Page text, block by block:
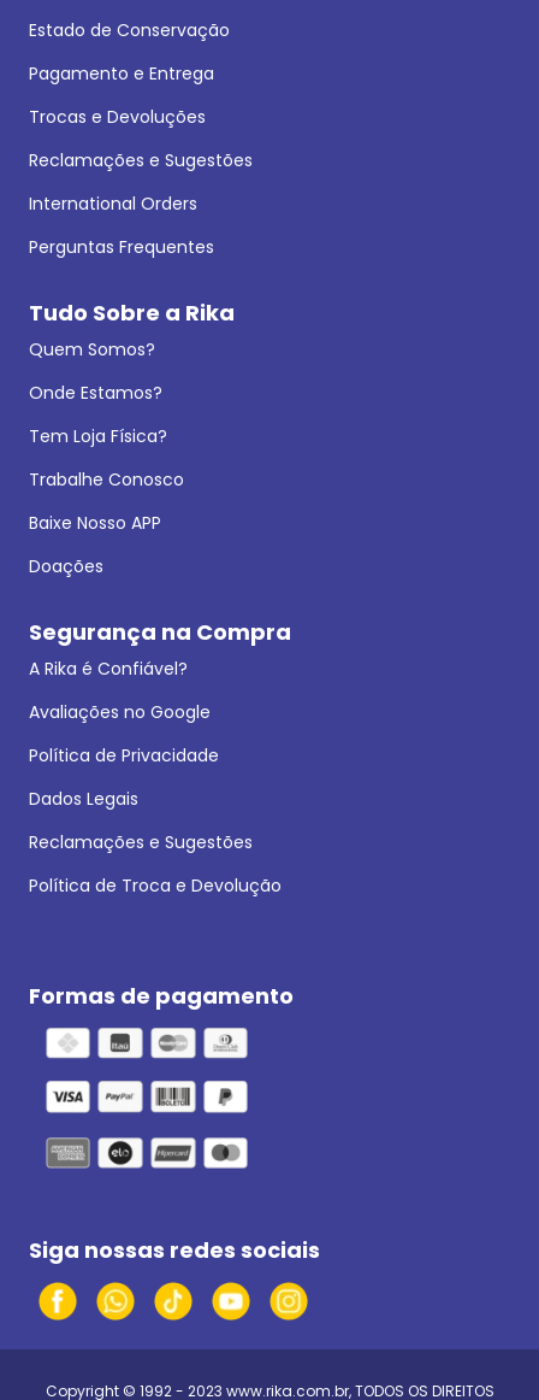
Estado de Conservação
Pagamento e Entrega
Trocas e Devoluções
Reclamações e Sugestões
International Orders
Perguntas Frequentes
Tudo Sobre a Rika
Quem Somos?
Onde Estamos?
Tem Loja Física?
Trabalhe Conosco
Baixe Nosso APP
Doações
Segurança na Compra
A Rika é Confiável?
Avaliações no Google
Política de Privacidade
Dados Legais
Reclamações e Sugestões
Política de Troca e Devolução
Formas de pagamento
Siga nossas redes sociais
Copyright © 1992 - 2023 www.rika.com.br, TODOS OS DIREITOS